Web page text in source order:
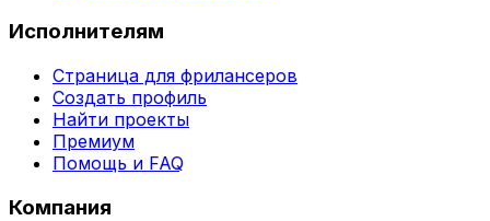
Исполнителям
Страница для фрилансеров
Создать профиль
Найти проекты
Премиум
Помощь и FAQ
Компания